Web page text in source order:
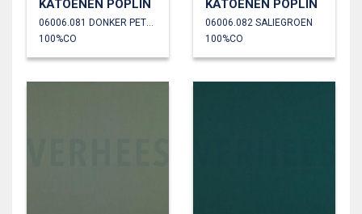
KATOENEN POPLIN
06006.081 DONKER PETROL
100%CO
KATOENEN POPLIN
06006.082 SALIEGROEN
100%CO